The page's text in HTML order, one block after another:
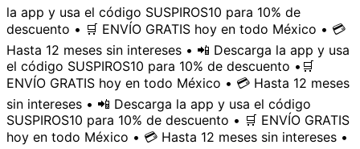
la app y usa el código SUSPIROS10 para 10% de
descuento • 🛒 ENVÍO GRATIS hoy en todo México • 💳
Hasta 12 meses sin intereses • 📲 Descarga la app y usa
el código SUSPIROS10 para 10% de descuento • 🛒
ENVÍO GRATIS hoy en todo México • 💳 Hasta 12 meses
sin intereses • 📲 Descarga la app y usa el código
SUSPIROS10 para 10% de descuento • 🛒 ENVÍO GRATIS
hoy en todo México • 💳 Hasta 12 meses sin intereses •